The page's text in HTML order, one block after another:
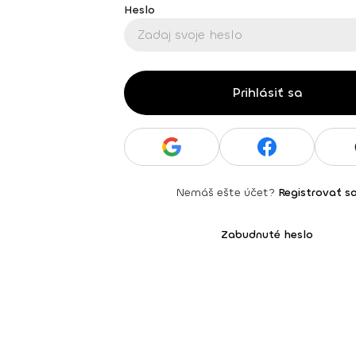
Heslo
Prihlásiť sa
Nemáš ešte účet? Registrovať
Zabudnuté heslo